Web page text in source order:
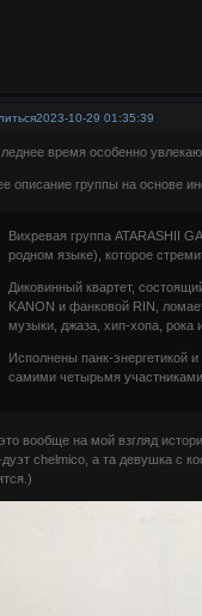
2023-10-29 01:35:39
время особенно
описание группы на основе
Вихревая группа ATARASHII
родном языке), которое
Диковинный квартет,
KANON и фанковой RIN,
музыки, джаза, хип-хопа, рока
Исполнены панк-энергетикой
самими четырьмя
вообще на мой взгляд
chelmico, а та девушка с